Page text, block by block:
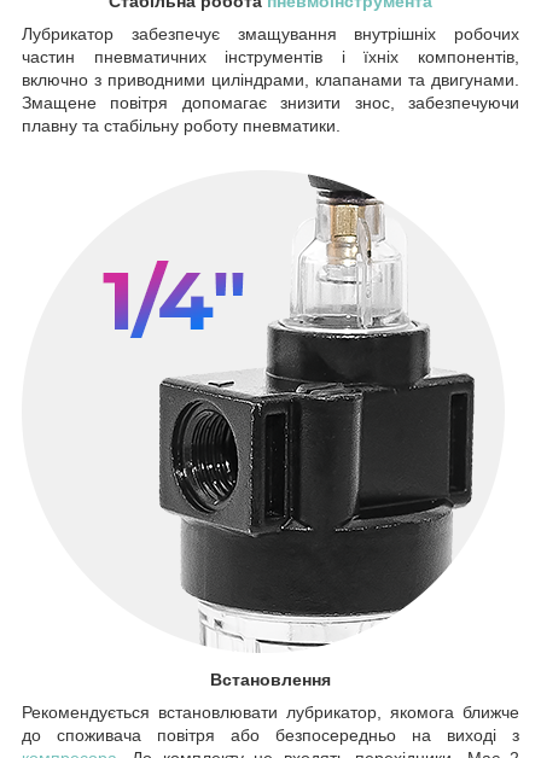
Лубрикатор забезпечує змащування внутрішніх робочих
частин пневматичних інструментів і їхніх компонентів,
включно з приводними циліндрами, клапанами та двигунами.
Змащене повітря допомагає знизити знос, забезпечуючи
плавну та стабільну роботу пневматики.
Встановлення
Рекомендується встановлювати лубрикатор, якомога ближче
до споживача повітря або безпосередньо на виході з